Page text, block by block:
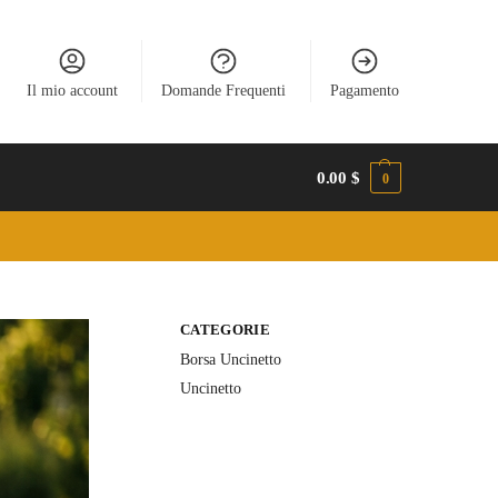
Il mio account Domande Frequenti Pagamento
0.00$ 0
CATEGORIE
Borsa Uncinetto
Uncinetto